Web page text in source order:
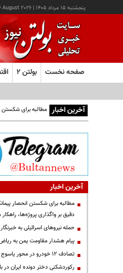
پنجشنبه ۱۵ مرداد ۱۴۰۵ |
August 2026
صفحه نخست بولتن ۲
آخرین اخبار مطالبه برای شکستن
آخرین اخبار
مطالبه برای شکستن انحصار
دقیق بر واگذاری پروژه‌ها، راهکار
حمله نیروهای اسرائیلی به
پیام هشدار مقاومت یمن به
تصادف ۱۲ خودرو در محور یاسوج ـ اصفهان
رکوردشکنی دختر دونده ایران در